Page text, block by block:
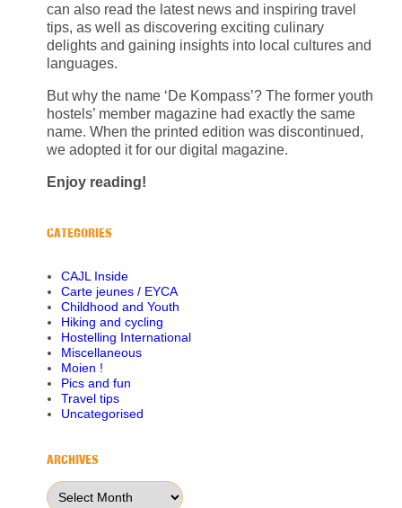
can also read the latest news and inspiring travel
tips, as well as discovering exciting culinary
delights and gaining insights into local cultures and
languages.
But why the name ‘De Kompass’? The former youth
hostels’ member magazine had exactly the same
name. When the printed edition was discontinued,
we adopted it for our digital magazine.
Enjoy reading!
CATEGORIES
CAJL Inside
Carte jeunes / EYCA
Childhood and Youth
Hiking and cycling
Hostelling International
Miscellaneous
Moien !
Pics and fun
Travel tips
Uncategorised
ARCHIVES
Archives